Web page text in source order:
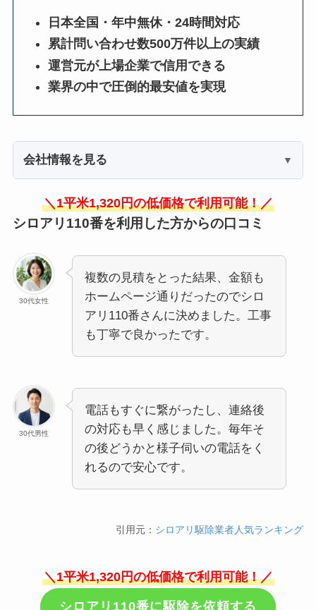
日本全国・年中無休・24時間対応
累計問い合わせ数500万件以上の実績
運営元が上場企業で信用できる
業界の中で圧倒的最安値を実現
会社情報を見る
＼1平米1,320円の低価格で利用可能！／
シロアリ110番を利用した方からの口コミ
30代女性
複数の見積をとった結果、金額も
ホームページ通りだったのでシロ
アリ110番さんに決めました。工事
も丁寧で良かったです。
30代男性
電話もすぐに繋がったし、連絡後
の対応も早く感じました。毎年そ
の後どうかと様子伺いの電話をく
れるので安心です。
引用元： シロアリ駆除業者人気ランキング
＼1平米1,320円の低価格で利用可能！／
シロアリ110番に駆除を依頼する